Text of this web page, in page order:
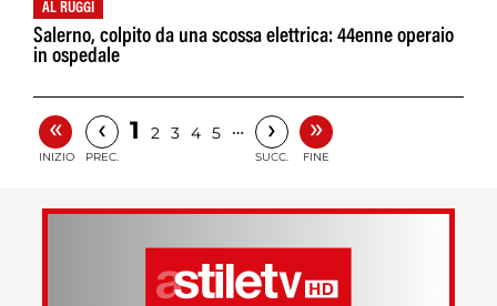
AL RUGGI
Salerno, colpito da una scossa elettrica: 44enne operaio
in ospedale
«
INIZIO
‹
PREC.
1 2 3 4 5 … ›
SUCC.
»
FINE